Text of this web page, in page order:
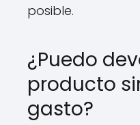
posible.
¿Puedo
producto
gasto?